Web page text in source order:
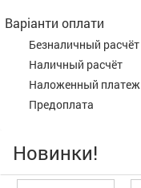
Варіанти оплати
Безналичный расчёт
Наличный расчёт
Наложенный платеж
Предоплата
Новинки!